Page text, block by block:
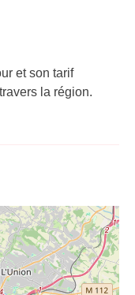
et son tarif
la région.